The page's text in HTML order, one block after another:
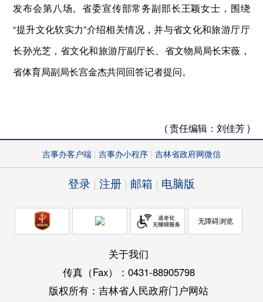
发布会第八场。省委宣传部常务副部长王颖女士，围绕
“提升文化软实力”介绍相关情况，并与省文化和旅游厅厅
长孙光芝，省文化和旅游厅副厅长、省文物局局长宋薇，
省体育局副局长宫金杰共同回答记者提问。
( 责任编辑： 刘佳芳 )